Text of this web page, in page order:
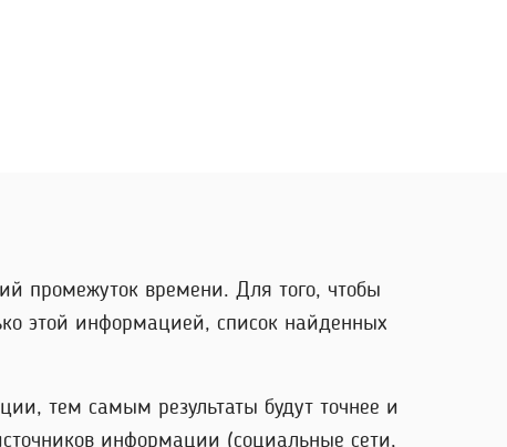
промежуток времени. Для того, чтобы
этой информацией, список найденных
тем самым результаты будут точнее и
информации (социальные сети,